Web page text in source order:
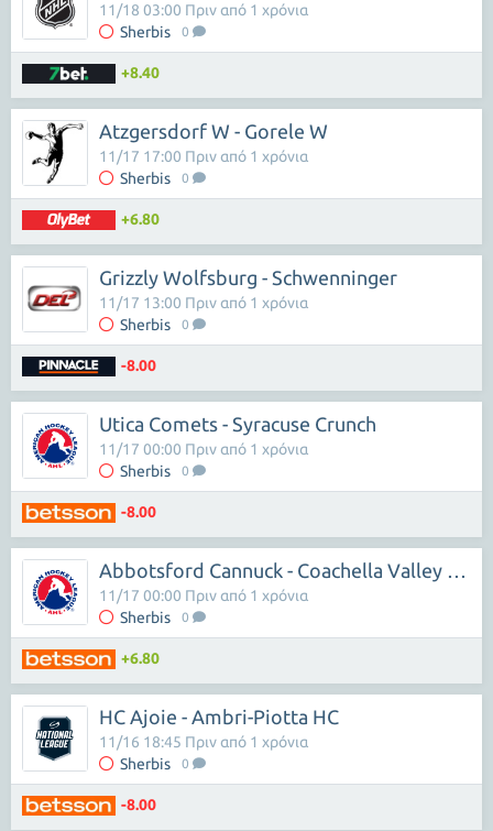
Sherbis 0
11/18 03:00 Πριν από 1 χρόνια
+8.40
Atzgersdorf W - Gorele W
Sherbis 0
11/17 17:00 Πριν από 1 χρόνια
+6.80
Grizzly Wolfsburg - Schwenninger
Sherbis 0
11/17 13:00 Πριν από 1 χρόνια
-8.00
Utica Comets - Syracuse Crunch
Sherbis 0
11/17 00:00 Πριν από 1 χρόνια
-8.00
Abbotsford Cannuck - Coachella Valley Firebirds
Sherbis 0
11/17 00:00 Πριν από 1 χρόνια
+6.80
HC Ajoie - Ambri-Piotta HC
Sherbis 0
11/16 18:45 Πριν από 1 χρόνια
-8.00